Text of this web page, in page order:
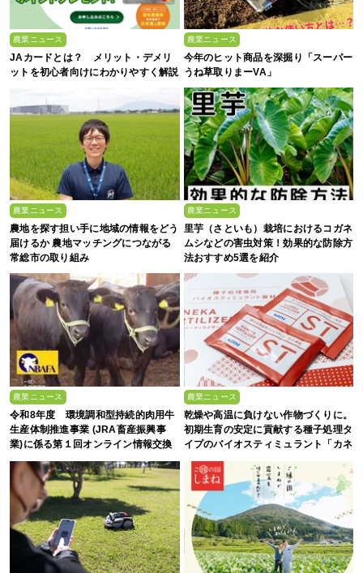
農業ニュース
JAカードとは？ メリット・デメリ
ットを初心者向けにわかりやすく解説
農業ニュース
今年のヒット商品を深掘り「スーパー
うね草取りまーVA」
農業ニュース
農地を探す担い手に地域の情報をどう
届けるか 農地マッチングにつながる
常総市の取り組み
農業ニュース
里芋（さといも）栽培におけるコガネ
ムシなどの害虫対策！効果的な防除方
法おすすめ5選を紹介
農業ニュース
令和8年度 環境調和型持続的肉用牛
生産体制推進事業 (JRA畜産振興事
業)に係る第１回オンライン情報交換
会
農業ニュース
乾燥や高温に負けない作物づくりに。
初期生育の安定に貢献する種子処理タ
イプのバイオスティミュラント「カネ
カファーティライザー™ST」